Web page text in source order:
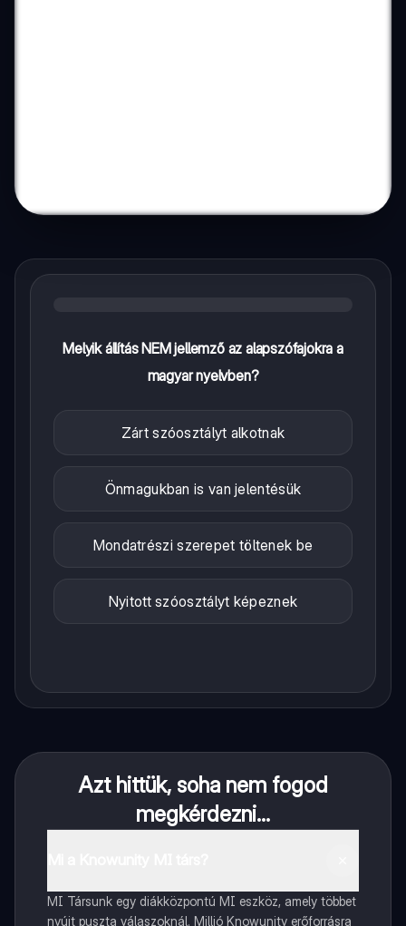
Melyik állítás NEM jellemző az alapszófajokra a
magyar nyelvben?
Zárt szóosztályt alkotnak
Önmagukban is van jelentésük
Mondatrészi szerepet töltenek be
Nyitott szóosztályt képeznek
Azt hittük, soha nem fogod
megkérdezni...
MI Társunk egy diákközpontú MI eszköz, amely többet
nyújt puszta válaszoknál. Millió Knowunity erőforrásra